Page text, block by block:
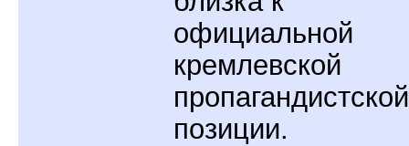
официальной
кремлевской
пропагандистской
позиции.